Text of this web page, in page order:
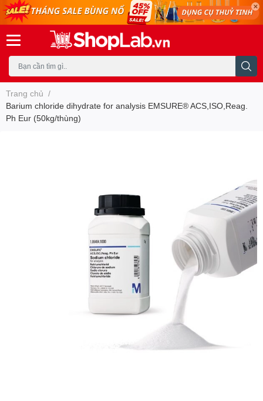
Trang chủ /
Barium chloride dihydrate for analysis EMSURE® ACS,ISO,Reag.
Ph Eur (50kg/thùng)